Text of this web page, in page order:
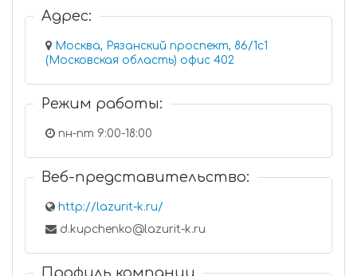
Адрес:
Москва, Рязанский проспект, 86/1с1
(Московская область) офис 402
Режим работы:
пн-пт 9:00-18:00
Веб-представительство:
http://lazurit-k.ru/
d.kupchenko@lazurit-k.ru